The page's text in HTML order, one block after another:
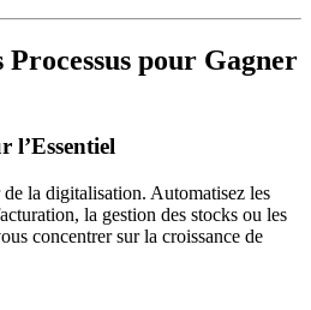
pour Gagner
l’Essentiel
la digitalisation. Automatisez les
la gestion des stocks ou les
concentrer sur la croissance de